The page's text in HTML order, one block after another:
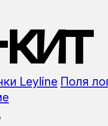
Leyline Поля